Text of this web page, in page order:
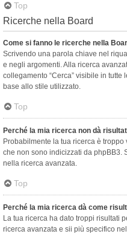
Top
Ricerche nella Board
Come si fanno le ricerche nella
Scrivendo una parola chiave nel
e negli argomenti. Alla ricerca
collegamento “Cerca” visibile in
base allo stile utilizzato.
Top
Perché la mia ricerca non dà
Probabilmente la tua ricerca è
che non sono indicizzati da phpBB3.
nella ricerca avanzata.
Top
Perché la mia ricerca dà come
La tua ricerca ha dato troppi risultati
ricerca avanzata e sii più specifico